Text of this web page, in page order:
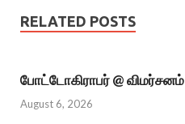
RELATED POSTS
போட்டோகிராபர் @ விமர்சனம்
August 6, 2026